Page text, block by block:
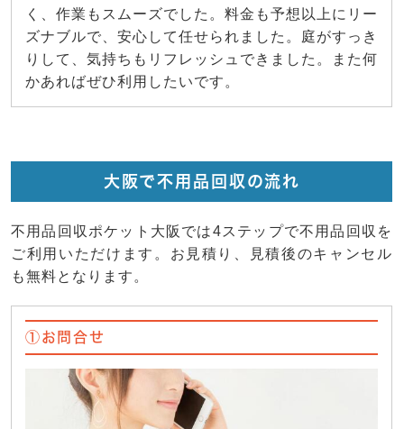
く、作業もスムーズでした。料金も予想以上にリー
ズナブルで、安心して任せられました。庭がすっき
りして、気持ちもリフレッシュできました。また何
かあればぜひ利用したいです。
大阪で不用品回収の流れ
不用品回収ポケット大阪では4ステップで不用品回収を
ご利用いただけます。お見積り、見積後のキャンセル
も無料となります。
①お問合せ